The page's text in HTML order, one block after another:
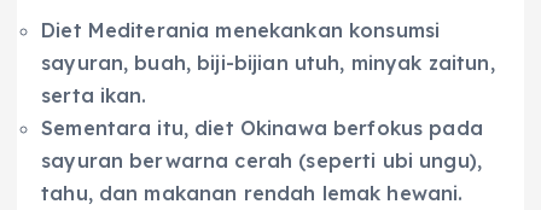
Diet Mediterania menekankan konsumsi
sayuran, buah, biji-bijian utuh, minyak zaitun,
serta ikan.
Sementara itu, diet Okinawa berfokus pada
sayuran berwarna cerah (seperti ubi ungu),
tahu, dan makanan rendah lemak hewani.